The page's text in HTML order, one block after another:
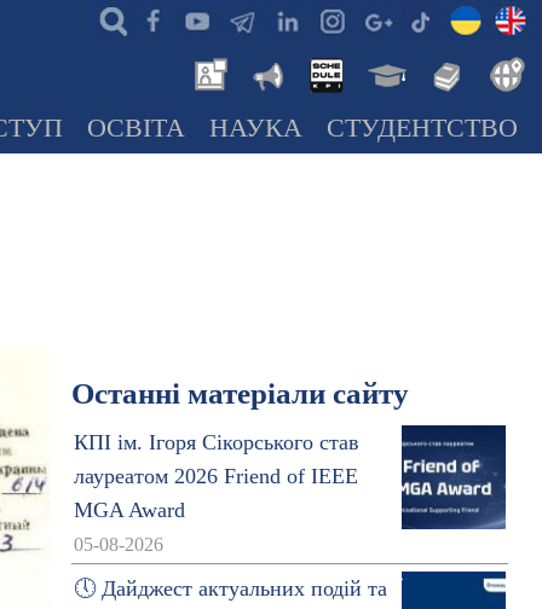
ОСВІТА НАУКА СТУДЕНТСТВО
Останні матеріали сайту
КПІ ім. Ігоря Сікорського став
лауреатом 2026 Friend of IEEE
MGA Award
05-08-2026
🕔 Дайджест актуальних подій та